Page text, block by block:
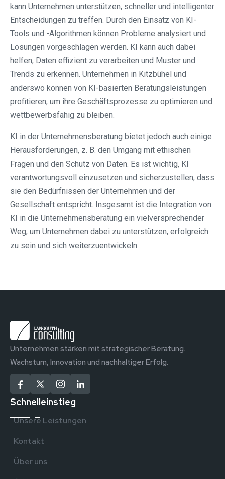
kann Unternehmen unterstützen, schneller und intelligenter
Entscheidungen zu treffen. Durch den Einsatz von KI-
Tools und -Algorithmen können Probleme analysiert und
Lösungen vorgeschlagen werden. KI kann auch dabei
helfen, Daten effizient zu verarbeiten und Muster und
Trends zu erkennen. Unternehmen in Kitzbühel und
anderswo können von KI-basierten Beratungsleistungen
profitieren, um ihre Geschäftsprozesse zu optimieren und
wettbewerbsfähig zu bleiben.
KI in der Unternehmensberatung bietet jedoch auch einige
Herausforderungen, z. B. den Umgang mit ethischen
Fragen und den Schutz von Daten. Es ist wichtig, KI
verantwortungsvoll einzusetzen und sicherzustellen, dass
sie den Bedürfnissen der Unternehmen und der
Gesellschaft entspricht. Insgesamt ist die Integration von
KI in die Unternehmensberatung ein vielversprechender
Weg, um Unternehmen dabei zu unterstützen, erfolgreich
zu sein und sich weiterzuentwickeln.
Unternehmen stärken mit strategischer Beratung.
Wachstum, Innovation und nachhaltiger Erfolg.
Schnelleinstieg
Unsere Leistungen
Kontakt
Über uns